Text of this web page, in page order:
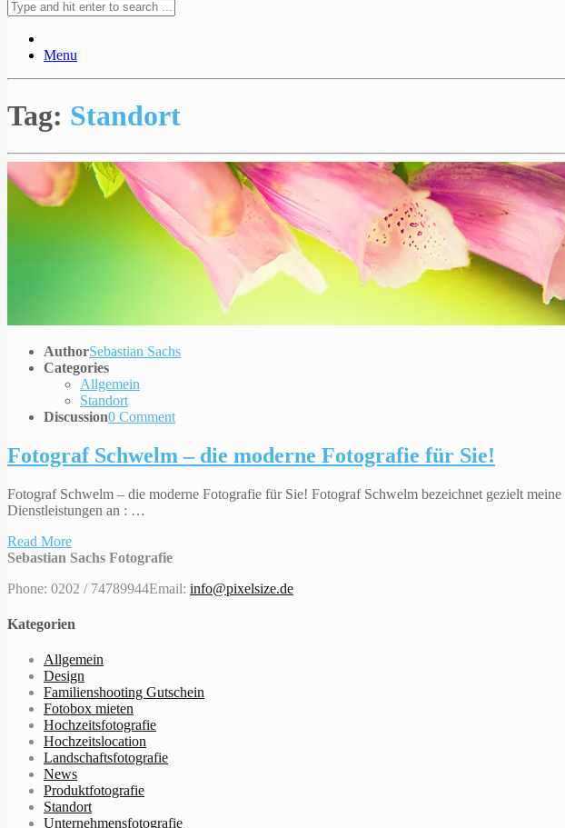
Menu
Tag: Standort
AuthorSebastian Sachs
Categories
Allgemein
Standort
Discussion0 Comment
Fotograf Schwelm – die moderne Fotografie für Sie!
Fotograf Schwelm – die moderne Fotografie für Sie! Fotograf Schwelm bezeichnet gezielt
Dienstleistungen an : …
Read More
Sebastian Sachs Fotografie
Phone: 0202 / 74789944Email: info@pixelsize.de
Kategorien
Allgemein
Design
Familienshooting Gutschein
Fotobox mieten
Hochzeitsfotografie
Hochzeitslocation
Landschaftsfotografie
News
Produktfotografie
Standort
Unternehmensfotografie